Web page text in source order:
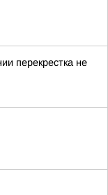
перекрестка не